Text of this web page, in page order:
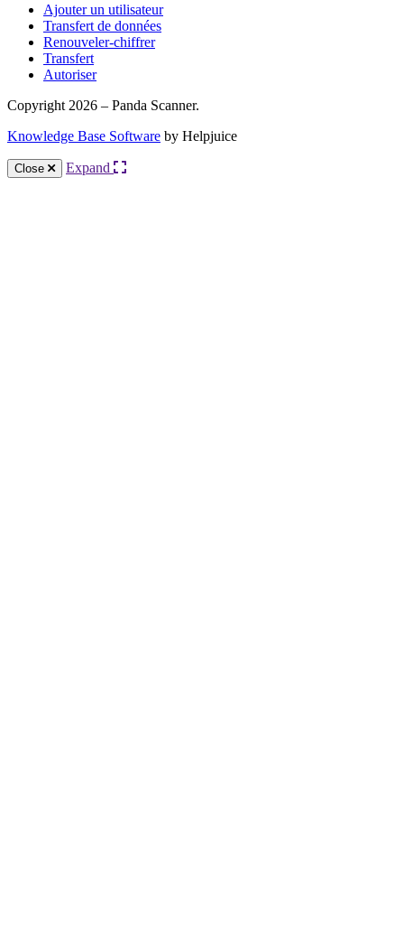
Ajouter un utilisateur
Transfert de données
Renouveler-chiffrer
Transfert
Autoriser
Copyright 2026 – Panda Scanner.
Knowledge Base Software by Helpjuice
Close Expand